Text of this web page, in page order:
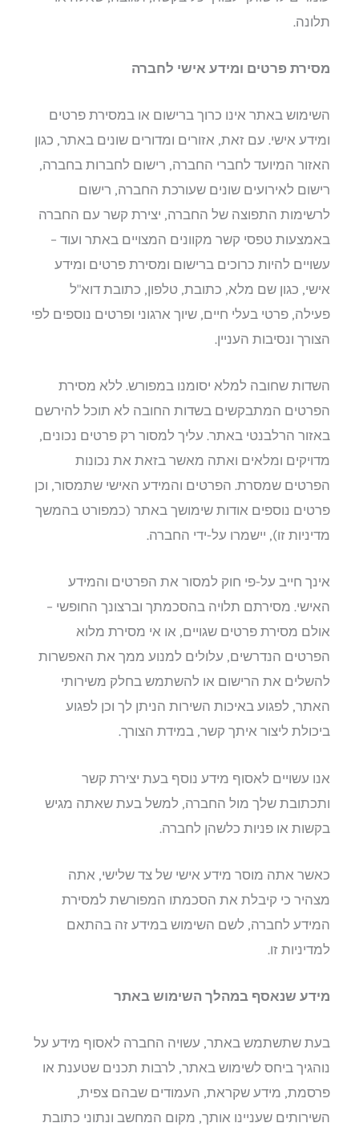
תלונה.
מסירת פרטים ומידע אישי לחברה
השימוש באתר אינו כרוך ברישום או במסירת פרטים
ומידע אישי. עם זאת, אזורים ומדורים שונים באתר, כגון
האזור המיועד לחברי החברה, רישום לחברות בחברה,
רישום לאירועים שונים שעורכת החברה, רישום
לרשימות התפוצה של החברה, יצירת קשר עם החברה
באמצעות טפסי קשר מקוונים המצויים באתר ועוד –
עשויים להיות כרוכים ברישום ומסירת פרטים ומידע
אישי, כגון שם מלא, כתובת, טלפון, כתובת דוא"ל
פעילה, פרטי בעלי חיים, שיוך ארגוני ופרטים נוספים לפי
הצורך ונסיבות העניין.
השדות שחובה למלא יסומנו במפורש. ללא מסירת
הפרטים המתבקשים בשדות החובה לא תוכל להירשם
באזור הרלבנטי באתר. עליך למסור רק פרטים נכונים,
מדויקים ומלאים ואתה מאשר בזאת את נכונות
הפרטים שמסרת. הפרטים והמידע האישי שתמסור, וכן
פרטים נוספים אודות שימושך באתר (כמפורט בהמשך
מדיניות זו), יישמרו על-ידי החברה.
אינך חייב על-פי חוק למסור את הפרטים והמידע
האישי. מסירתם תלויה בהסכמתך וברצונך החופשי –
אולם מסירת פרטים שגויים, או אי מסירת מלוא
הפרטים הנדרשים, עלולים למנוע ממך את האפשרות
להשלים את הרישום או להשתמש בחלק משירותי
האתר, לפגוע באיכות השירות הניתן לך וכן לפגוע
ביכולת ליצור איתך קשר, במידת הצורך.
אנו עשויים לאסוף מידע נוסף בעת יצירת קשר
ותכתובת שלך מול החברה, למשל בעת שאתה מגיש
בקשות או פניות כלשהן לחברה.
כאשר אתה מוסר מידע אישי של צד שלישי, אתה
מצהיר כי קיבלת את הסכמתו המפורשת למסירת
המידע לחברה, לשם השימוש במידע זה בהתאם
למדיניות זו.
מידע שנאסף במהלך השימוש באתר
בעת שתשתמש באתר, עשויה החברה לאסוף מידע על
נוהגיך ביחס לשימוש באתר, לרבות תכנים שטענת או
פרסמת, מידע שקראת, העמודים שבהם צפית,
השירותים שעניינו אותך, מקום המחשב ונתוני כתובת